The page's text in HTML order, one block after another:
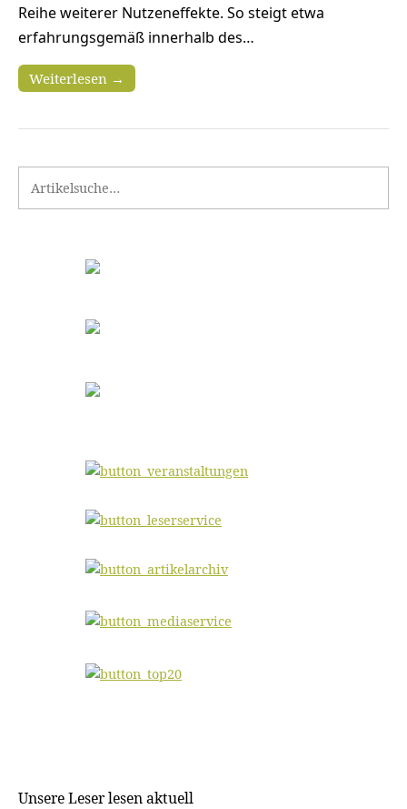
Reihe weiterer Nutzeneffekte. So steigt etwa
erfahrungsgemäß innerhalb des…
Weiterlesen →
Unsere Leser lesen aktuell